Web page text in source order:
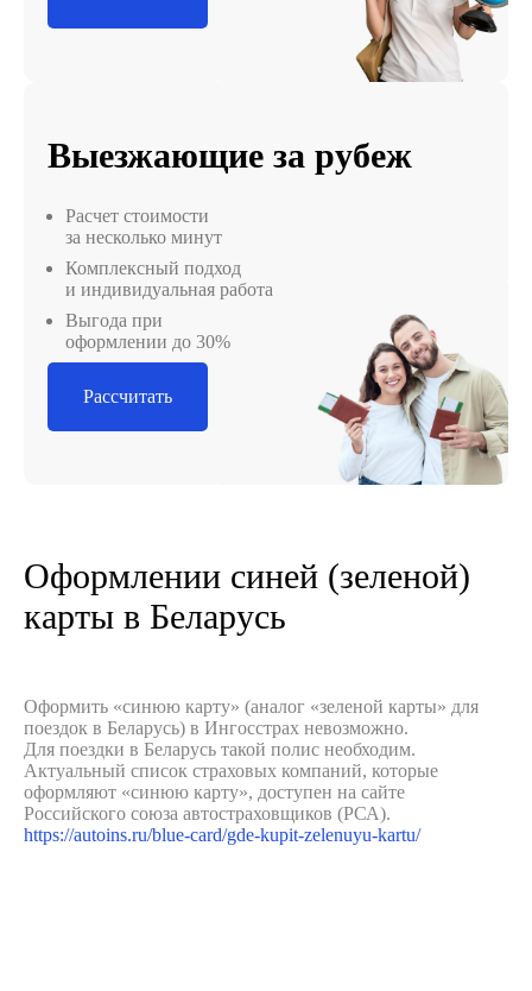
Выезжающие за рубеж
Расчет стоимости
за несколько минут
Комплексный подход
и индивидуальная работа
Выгода при
оформлении до 30%
Рассчитать
Оформлении синей (зеленой)
карты в Беларусь
Оформить «синюю карту» (аналог «зеленой карты» для
поездок в Беларусь) в Ингосстрах невозможно.
Для поездки в Беларусь такой полис необходим.
Актуальный список страховых компаний, которые
оформляют «синюю карту», доступен на сайте
Российского союза автостраховщиков (РСА).
https://autoins.ru/blue-card/gde-kupit-zelenuyu-kartu/